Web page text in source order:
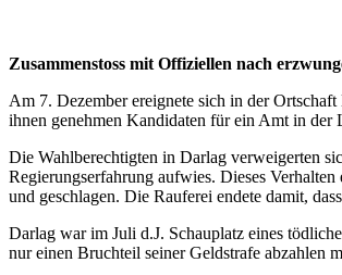
Zusammenstoss mit Offiziellen nach
Am 7. Dezember ereignete sich in der
ihnen genehmen Kandidaten für ein Amt in der
Die Wahlberechtigten in Darlag verweigerten
Regierungserfahrung aufwies. Dieses
und geschlagen. Die Rauferei endete damit,
Darlag war im Juli d.J. Schauplatz eines
nur einen Bruchteil seiner Geldstrafe abzahlen